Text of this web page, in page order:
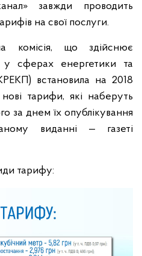
завжди проводить
на свої послуги.
комісія, що здійснює
у сферах енергетики та
встановила на 2018
тарифи, які наберуть
за днем їх опублікування
виданні — газеті
тарифу: